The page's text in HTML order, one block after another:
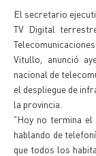
El secretario
TV Digital
Vitullo, anunció
nacional de
el despliegue de
la provincia.
"Hoy no termina
hablando de
que todos los